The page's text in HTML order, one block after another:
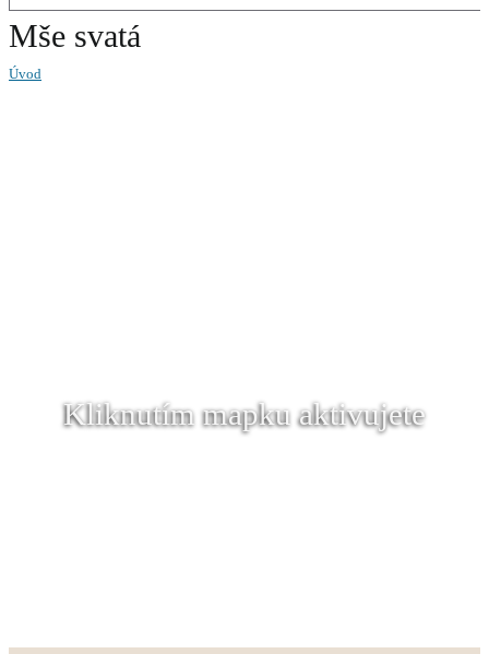
Mše svatá
Úvod
Kliknutím mapku aktivujete